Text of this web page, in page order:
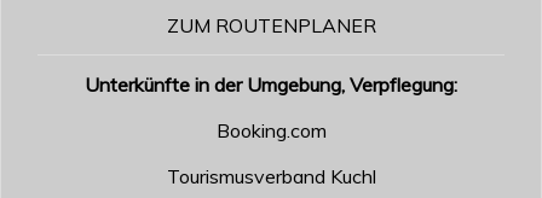
ZUM ROUTENPLANER
Unterkünfte in der Umgebung, Verpflegung:
Booking.com
Tourismusverband Kuchl